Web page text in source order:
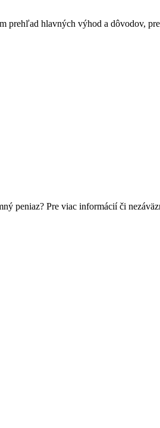
prehľad hlavných výhod a dôvodov,
peniaz? Pre viac informácií či